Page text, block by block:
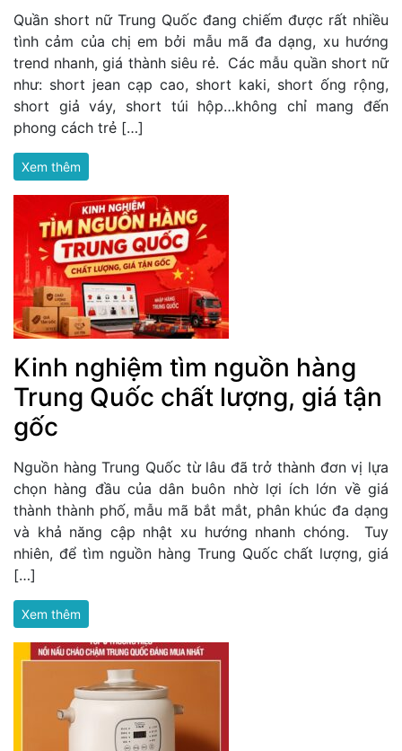
Quần short nữ Trung Quốc đang chiếm được rất nhiều
tình cảm của chị em bởi mẫu mã đa dạng, xu hướng
trend nhanh, giá thành siêu rẻ. Các mẫu quần short nữ
như: short jean cạp cao, short kaki, short ống rộng,
short giả váy, short túi hộp…không chỉ mang đến
phong cách trẻ […]
Xem thêm
Kinh nghiệm tìm nguồn hàng
Trung Quốc chất lượng, giá tận
gốc
Nguồn hàng Trung Quốc từ lâu đã trở thành đơn vị lựa
chọn hàng đầu của dân buôn nhờ lợi ích lớn về giá
thành thành phố, mẫu mã bắt mắt, phân khúc đa dạng
và khả năng cập nhật xu hướng nhanh chóng. Tuy
nhiên, để tìm nguồn hàng Trung Quốc chất lượng, giá
[…]
Xem thêm